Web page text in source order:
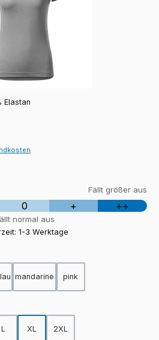
Elastan
Fällt größer aus
0 + ++
normal aus
1-3 Werktage
mandarine pink
L XL 2XL